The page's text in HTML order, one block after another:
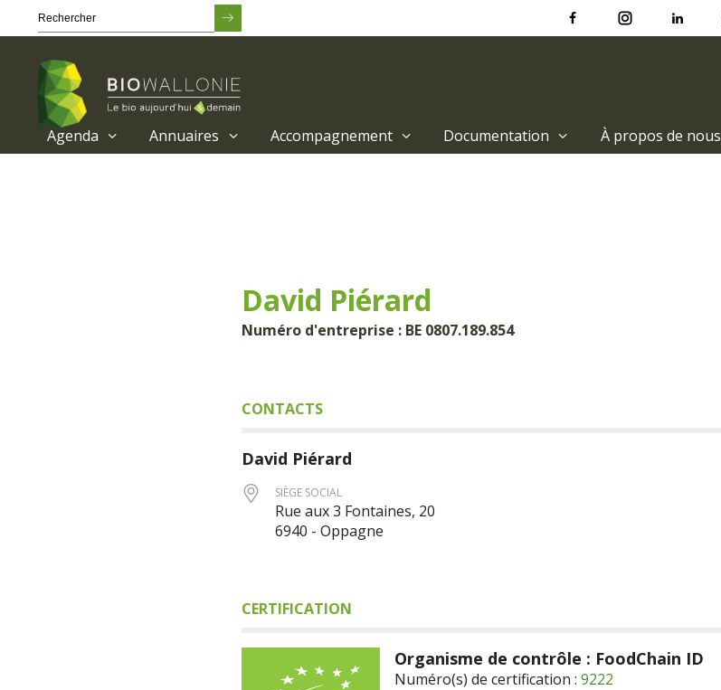
Agenda Annuaires Accompagnement Documentation À propos de nous
David Piérard
Numéro d'entreprise : BE 0807.189.854
CONTACTS
David Piérard
SIÈGE SOCIAL
Rue aux 3 Fontaines, 20
6940 - Oppagne
CERTIFICATION
Organisme de contrôle : FoodChain ID
Numéro(s) de certification : 9222